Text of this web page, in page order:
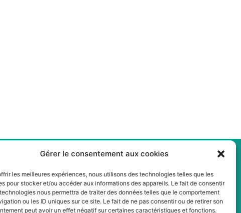
Gérer le consentement aux cookies
les meilleures expériences, nous utilisons des technologies telles que les
pour stocker et/ou accéder aux informations des appareils. Le fait de consentir
nous permettra de traiter des données telles que le comportement
ou les ID uniques sur ce site. Le fait de ne pas consentir ou de retirer son
peut avoir un effet négatif sur certaines caractéristiques et fonctions.